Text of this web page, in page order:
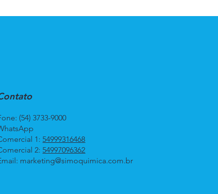
(54) 3733-9000
1: 54999316468
2: 54997096362
marketing@simoquimica.com.br